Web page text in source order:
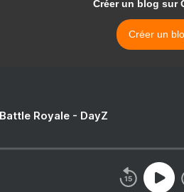
Créer un blog sur
Créer un
Royale - DayZ